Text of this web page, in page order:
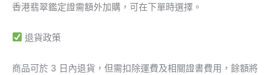
香港翡翠鑑定證需額外加購，可在下單時選擇。
退貨政策
商品可於 3 日內退貨，但需扣除運費及相關證書費用，餘額將